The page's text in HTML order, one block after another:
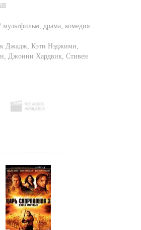
драма, комедия
Джадж Кэти Нэджими
Джонни Хардвик Стивен